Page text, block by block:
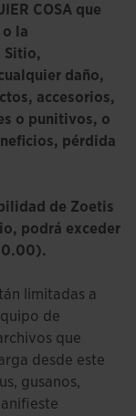
COSA que
la
Sitio,
daño,
accesorios,
o punitivos, o
pérdida
de Zoetis
podrá exceder
limitadas a
de
que
desde este
gusanos,